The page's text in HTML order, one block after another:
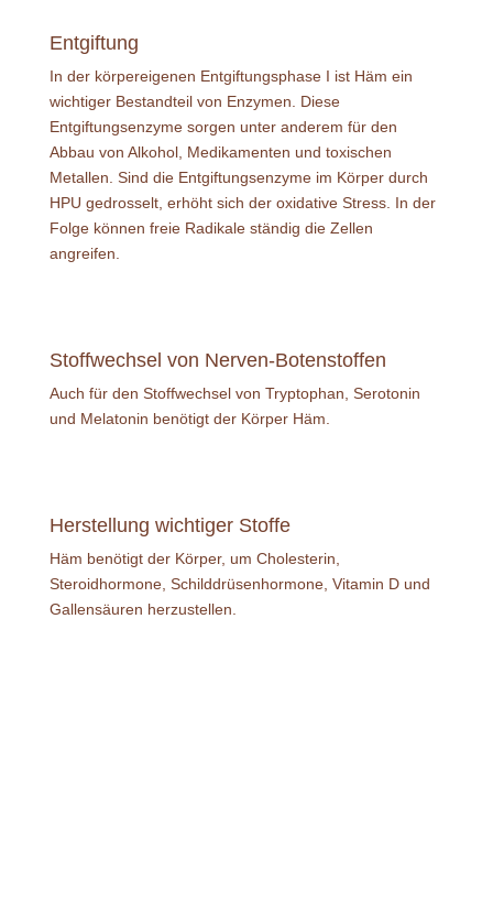
Entgiftung
In der körpereigenen Entgiftungsphase I ist Häm ein
wichtiger Bestandteil von Enzymen. Diese
Entgiftungsenzyme sorgen unter anderem für den
Abbau von Alkohol, Medikamenten und toxischen
Metallen. Sind die Entgiftungsenzyme im Körper durch
HPU gedrosselt, erhöht sich der oxidative Stress. In der
Folge können freie Radikale ständig die Zellen
angreifen.
Stoffwechsel von Nerven-Botenstoffen
Auch für den Stoffwechsel von Tryptophan, Serotonin
und Melatonin benötigt der Körper Häm.
Herstellung wichtiger Stoffe
Häm benötigt der Körper, um Cholesterin,
Steroidhormone, Schilddrüsenhormone, Vitamin D und
Gallensäuren herzustellen.